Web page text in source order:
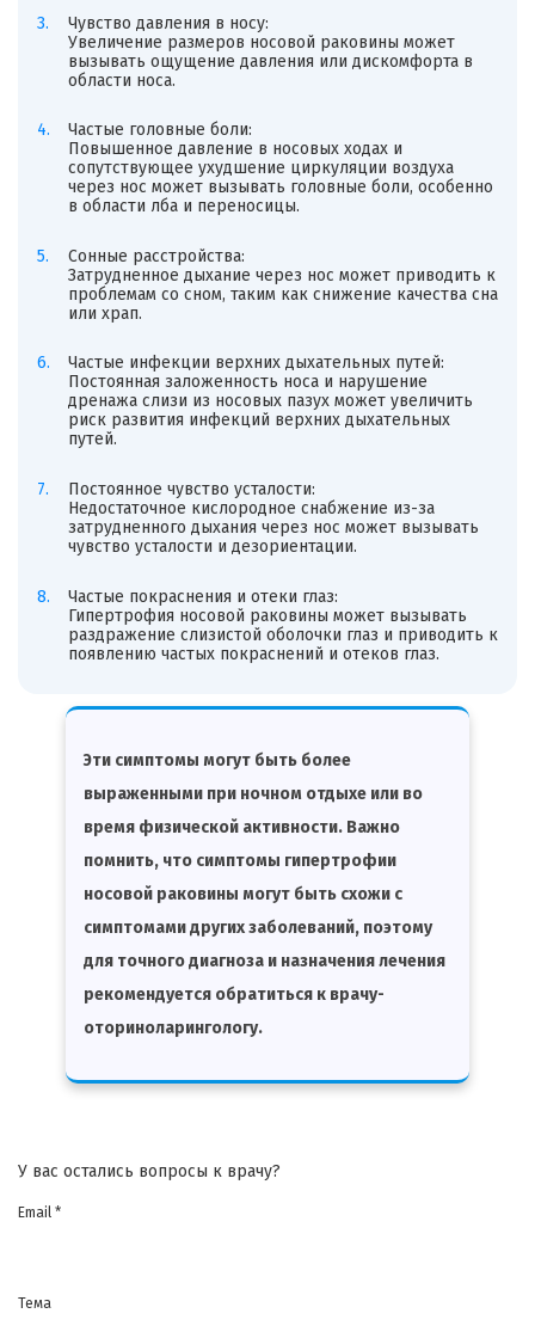
Чувство давления в носу:
Увеличение размеров носовой раковины может
вызывать ощущение давления или дискомфорта в
области носа.
Частые головные боли:
Повышенное давление в носовых ходах и
сопутствующее ухудшение циркуляции воздуха
через нос может вызывать головные боли, особенно
в области лба и переносицы.
Сонные расстройства:
Затрудненное дыхание через нос может приводить к
проблемам со сном, таким как снижение качества сна
или храп.
Частые инфекции верхних дыхательных путей:
Постоянная заложенность носа и нарушение
дренажа слизи из носовых пазух может увеличить
риск развития инфекций верхних дыхательных
путей.
Постоянное чувство усталости:
Недостаточное кислородное снабжение из-за
затрудненного дыхания через нос может вызывать
чувство усталости и дезориентации.
Частые покраснения и отеки глаз:
Гипертрофия носовой раковины может вызывать
раздражение слизистой оболочки глаз и приводить к
появлению частых покраснений и отеков глаз.
Эти симптомы могут быть более
выраженными при ночном отдыхе или во
время физической активности. Важно
помнить, что симптомы гипертрофии
носовой раковины могут быть схожи с
симптомами других заболеваний, поэтому
для точного диагноза и назначения лечения
рекомендуется обратиться к врачу-
оториноларингологу.
У вас остались вопросы к врачу?
Email *
Тема